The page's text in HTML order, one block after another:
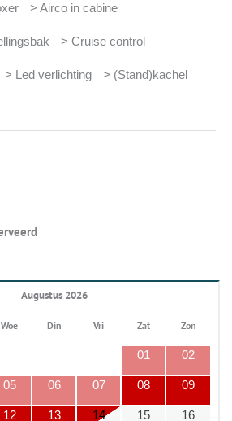
> Airco in cabine
> Cruise control
> Led verlichting > (Stand)kachel
Augustus 2026
Woe Din Vri Zat Zon
01 02
05 06 07 08 09
12 13 14 15 16